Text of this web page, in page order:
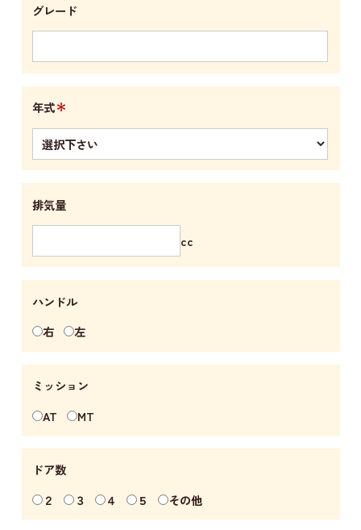
グレード
年式＊
排気量
cc
ハンドル
右
左
ミッション
AT
MT
ドア数
２
３ ４ ５ その他